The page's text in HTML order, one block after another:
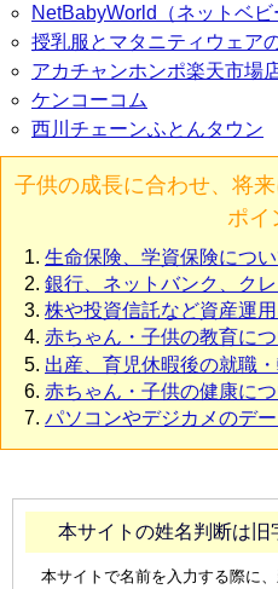
NetBabyWorld（ネットベビ
授乳服とマタニティウェア
アカチャンホンポ楽天市場
ケンコーコム
西川チェーンふとんタウン
子供の成長に合わせ、将
ポイ
生命保険、学資保険につい
銀行、ネットバンク、ク
株や投資信託など資産運
赤ちゃん・子供の教育に
出産、育児休暇後の就職
赤ちゃん・子供の健康に
パソコンやデジカメのデ
本サイトの姓名判断は
本サイトで名前を入力する際に